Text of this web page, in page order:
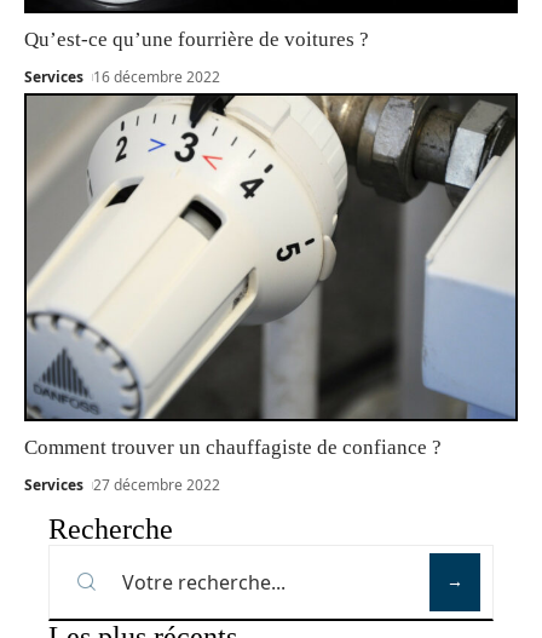
Qu’est-ce qu’une fourrière de voitures ?
Services 16 décembre 2022
Comment trouver un chauffagiste de confiance ?
Services 27 décembre 2022
Recherche